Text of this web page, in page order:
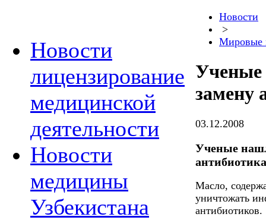
Новости
лицензирование
медицинской
деятельности
Новости
медицины
Узбекистана
Новости
>
Мировые
замену
03.12.2008
Ученые
Масло,
уничтожать
антибиотиков.